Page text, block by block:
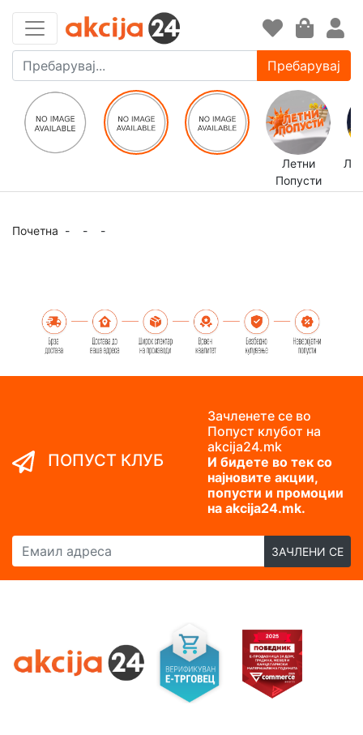
Пребарувај
Летни
Попусти
Почетна - - -
ПОПУСТ КЛУБ
Зачленете се во
Попуст клубот на
akcija24.mk
И бидете во тек со
најновите акции,
попусти и промоции
на akcija24.mk.
Емаил адреса
ЗАЧЛЕНИ СЕ